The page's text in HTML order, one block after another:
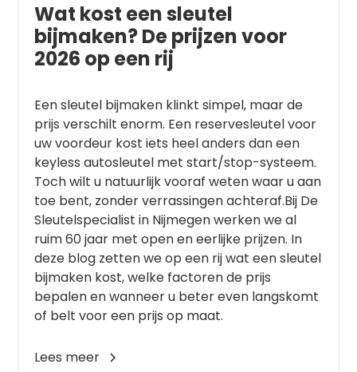
Wat kost een sleutel
bijmaken? De prijzen voor
2026 op een rij
Een sleutel bijmaken klinkt simpel, maar de
prijs verschilt enorm. Een reservesleutel voor
uw voordeur kost iets heel anders dan een
keyless autosleutel met start/stop-systeem.
Toch wilt u natuurlijk vooraf weten waar u aan
toe bent, zonder verrassingen achteraf.Bij De
Sleutelspecialist in Nijmegen werken we al
ruim 60 jaar met open en eerlijke prijzen. In
deze blog zetten we op een rij wat een sleutel
bijmaken kost, welke factoren de prijs
bepalen en wanneer u beter even langskomt
of belt voor een prijs op maat.
Lees meer